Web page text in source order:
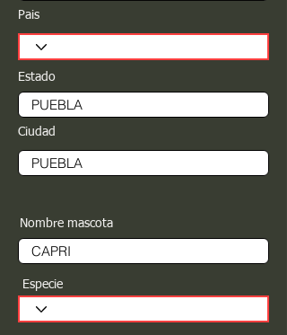
Pais
Estado
Ciudad
Nombre mascota
Especie